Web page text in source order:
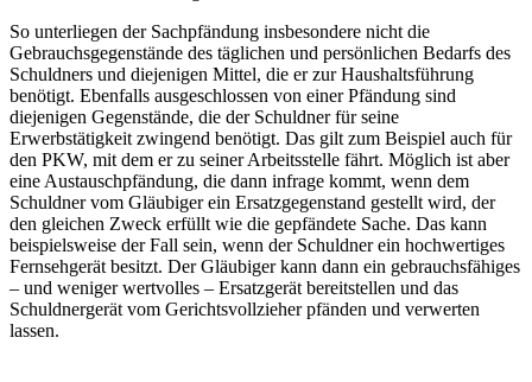
So unterliegen der Sachpfändung insbesondere nicht die
Gebrauchsgegenstände des täglichen und persönlichen Bedarfs des
Schuldners und diejenigen Mittel, die er zur Haushaltsführung
benötigt. Ebenfalls ausgeschlossen von einer Pfändung sind
diejenigen Gegenstände, die der Schuldner für seine
Erwerbstätigkeit zwingend benötigt. Das gilt zum Beispiel auch für
den PKW, mit dem er zu seiner Arbeitsstelle fährt. Möglich ist aber
eine Austauschpfändung, die dann infrage kommt, wenn dem
Schuldner vom Gläubiger ein Ersatzgegenstand gestellt wird, der
den gleichen Zweck erfüllt wie die gepfändete Sache. Das kann
beispielsweise der Fall sein, wenn der Schuldner ein hochwertiges
Fernsehgerät besitzt. Der Gläubiger kann dann ein gebrauchsfähiges
– und weniger wertvolles – Ersatzgerät bereitstellen und das
Schuldnergerät vom Gerichtsvollzieher pfänden und verwerten
lassen.